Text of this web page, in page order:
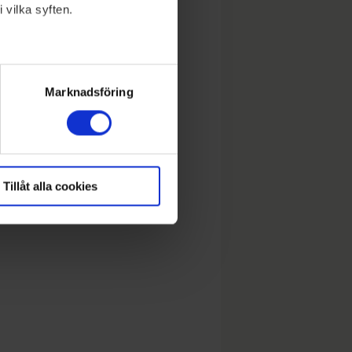
vilka syften.
meter
Marknadsföring
Tillåt alla cookies